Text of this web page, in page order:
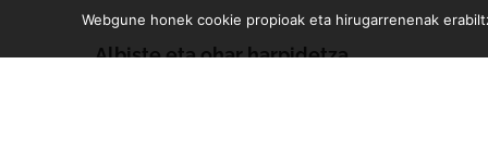
Albiste eta ohar harpidetza
Webgune honek cookie propioak eta hirugarrenenak